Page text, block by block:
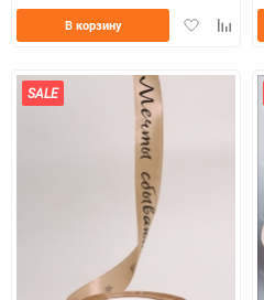
Добавить
В корзину
SALE